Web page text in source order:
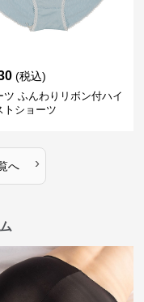
(税込)
ツ ふんわりリボン付ハイ
トショーツ
へ ›